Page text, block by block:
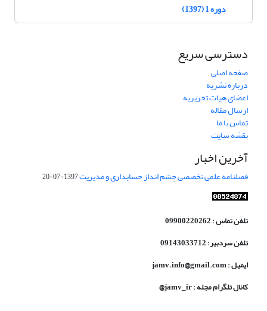
دوره 1 (1397)
دسترسی سریع
صفحه اصلی
درباره نشریه
اعضای هیات تحریریه
ارسال مقاله
تماس با ما
نقشه سایت
آخرین اخبار
فصلنامه علمی تخصصی چشم انداز حسابداری و مدیریت1397-07-20
تلفن تماس : 09900220262
تلفن سردبیر: 09143033712
ایمیل : jamv.info@gmail.com
کانال تلگرام مجله : jamv_ir@